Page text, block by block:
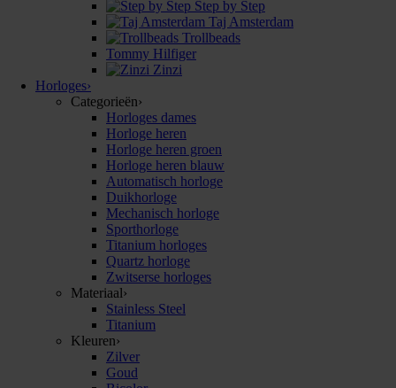
Step by Step
Taj Amsterdam
Trollbeads
Tommy Hilfiger
Zinzi
Horloges›
Categorieën›
Horloges dames
Horloge heren
Horloge heren groen
Horloge heren blauw
Automatisch horloge
Duikhorloge
Mechanisch horloge
Sporthorloge
Titanium horloges
Quartz horloge
Zwitserse horloges
Materiaal›
Stainless Steel
Titanium
Kleuren›
Zilver
Goud